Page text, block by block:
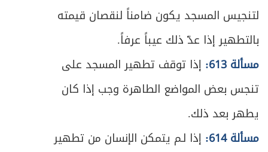
لتنجيس المسجد يكون ضامناً لنقصان قيمته
بالتطهير إذا عدّ ذلك عيباً عرفاً.
مسألة 613:
إذا توقف تطهير المسجد على
تنجس بعض المواضع الطاهرة وجب إذا كان
يطهر بعد ذلك.
مسألة 614:
إذا لـم يتمكن الإنسان من تطهير